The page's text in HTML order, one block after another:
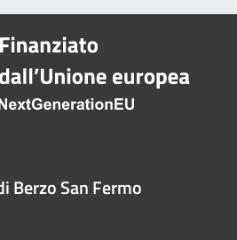
Berzo San Fermo